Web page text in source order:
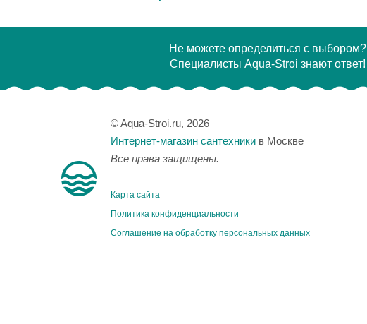
Не можете определиться с выбором?
Специалисты Aqua-Stroi знают ответ!
© Aqua-Stroi.ru, 2026
Интернет-магазин сантехники в Москве
Все права защищены.
Карта сайта
Политика конфиденциальности
Соглашение на обработку персональных данных